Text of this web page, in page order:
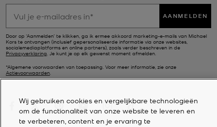
AANMELDEN
Door op ‘Aanmelden’ te klikken, ga ik ermee akkoord marketing-e-mails van Michael
Kors te ontvangen (inclusief gepersonaliseerde informatie via onze websites,
socialemediaplatforms en online partners), zoals verder beschreven in de
Privacyverklaring. Je kunt je op elk gewenst moment afmelden.
*Algemene voorwaarden van toepassing. Voor meer informatie, zie onze
Actievoorwaarden.
Wij gebruiken cookies en vergelijkbare technologieën
om de functionaliteit van onze website te leveren en
te verbeteren, content en je ervaring te